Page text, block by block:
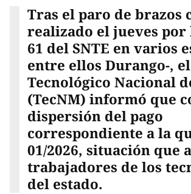
Tras el paro de brazos
realizado el jueves por
61 del SNTE en varios
entre ellos Durango-, el
Tecnológico Nacional
(TecNM) informó que
dispersión del pago
correspondiente a la
01/2026, situación que
trabajadores de los
del estado.